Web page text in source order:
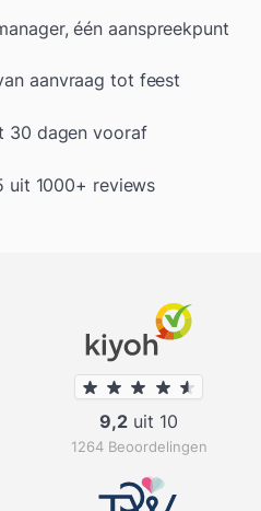
één aanspreekpunt
aanvraag tot feest
30 dagen vooraf
uit 1000+ reviews
9,2 uit 10
1264 Beoordelingen